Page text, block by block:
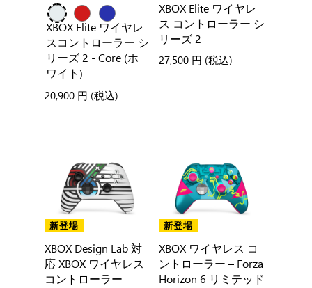
XBOX Elite ワイヤレ
スコントローラー シ
リーズ 2 - Core (ホ
ワイト)
20,900 円 (税込)
XBOX Elite ワイヤレ
ス コントローラー シ
リーズ 2
27,500 円 (税込)
新登場
XBOX Design Lab 対
応 XBOX ワイヤレス
コントローラー –
新登場
XBOX ワイヤレス コ
ントローラー – Forza
Horizon 6 リミテッド